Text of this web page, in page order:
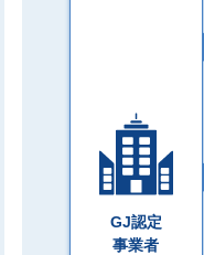
GJ認定
事業者